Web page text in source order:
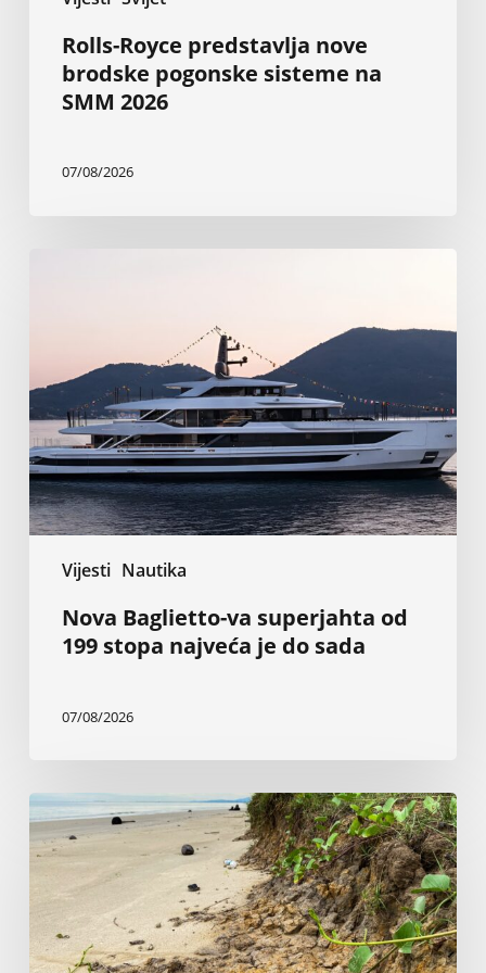
Rolls-Royce predstavlja nove
brodske pogonske sisteme na
SMM 2026
07/08/2026
Vijesti Nautika
199
stopa
najveća
je
do
sada
Nova Baglietto-va superjahta od
199 stopa najveća je do sada
07/08/2026
Inženjer
tvrdi
da
i
sudovi
ignorišu